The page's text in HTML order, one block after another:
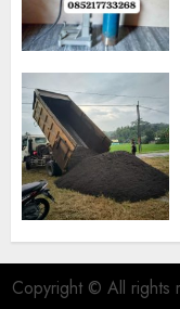
Copyright © All rights